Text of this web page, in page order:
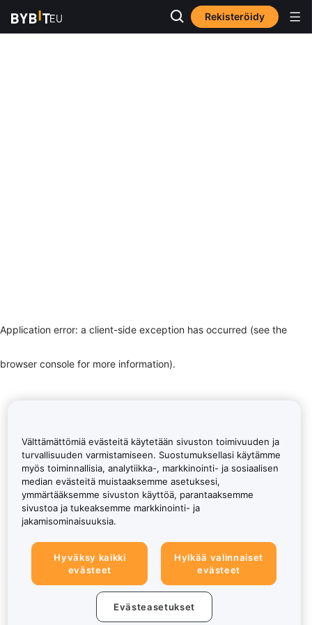
Rekisteröidy
Application error: a client-side exception has occurred (see the
browser console for more information).
Välttämättömiä evästeitä käytetään sivuston toimivuuden ja
turvallisuuden varmistamiseen. Suostumuksellasi käytämme
myös toiminnallisia, analytiikka-, markkinointi- ja sosiaalisen
median evästeitä muistaaksemme asetuksesi,
ymmärtääksemme sivuston käyttöä, parantaaksemme
sivustoa ja tukeaksemme markkinointi- ja
jakamisominaisuuksia.
Hyväksy kaikki
evästeet
Hylkää valinnaiset
evästeet
Evästeasetukset